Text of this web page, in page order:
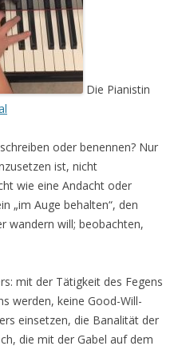
Die Pianistin
oder benennen? Nur
ist, nicht
wie eine Andacht oder
„im Auge behalten“, den
wandern will; beobachten,
mit der Tätigkeit des Fegens
werden, keine Good-Will-
einsetzen, die Banalität der
die mit der Gabel auf dem